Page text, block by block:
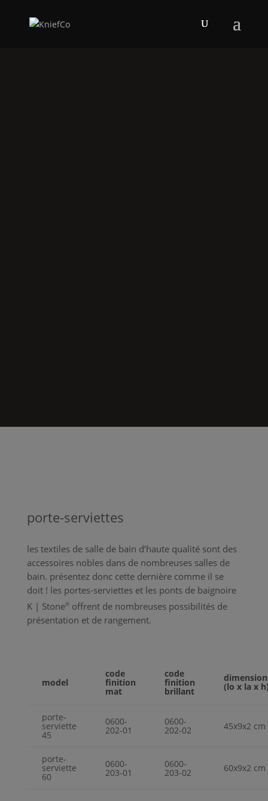
porte-serviettes
les textiles de salle de bain d’haute qualité sont des
accessoires nobles dans de nombreuses salles de
bain. présentez donc cette dernière comme il se
doit ! les portes-serviettes et les ponts de baignoire
K | Stone®offrent de nombreuses possibilités de
présentation et de rangement.
model
code
finition
mat
code
finition
brillant (lo x la x
porte-
serviette
45
0600-
202-01
0600-
202-02 45x9x2 cm
porte-
serviette
60
0600-
203-01
0600-
203-02 60x9x2 cm